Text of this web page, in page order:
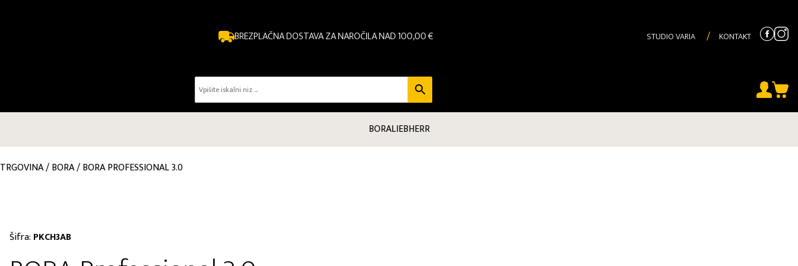
BREZPLAČNA DOSTAVA ZA NAROČILA NAD 100,00 € STUDIO VARIA KONTAKT
BORALIEBHERR
TRGOVINA/BORA/BORA PROFESSIONAL 3.0
Šifra: PKCH3AB